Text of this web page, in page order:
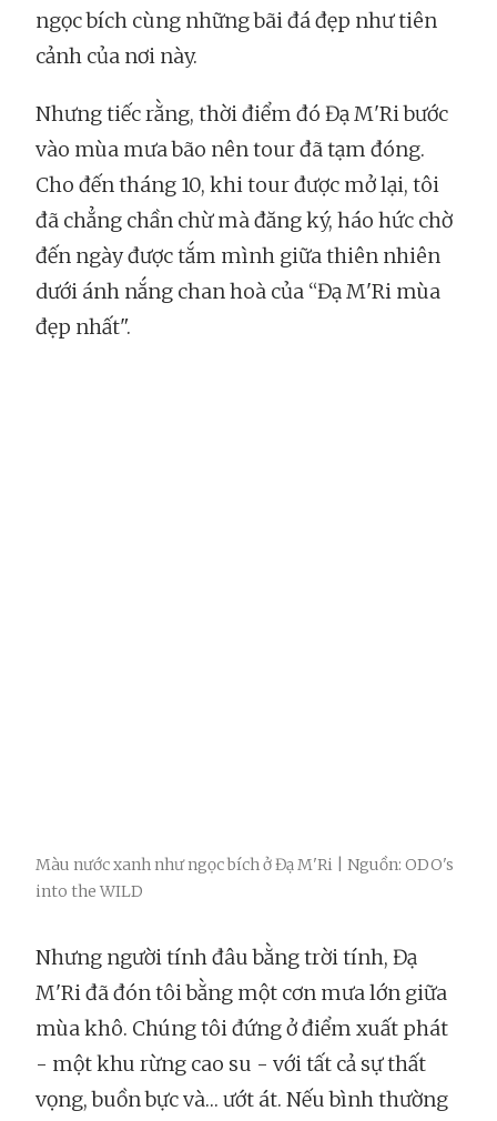
ngọc bích cùng những bãi đá đẹp như tiên
cảnh của nơi này.
Nhưng tiếc rằng, thời điểm đó Đạ M'Ri bước
vào mùa mưa bão nên tour đã tạm đóng.
Cho đến tháng 10, khi tour được mở lại, tôi
đã chẳng chần chừ mà đăng ký, háo hức chờ
đến ngày được tắm mình giữa thiên nhiên
dưới ánh nắng chan hoà của “Đạ M'Ri mùa
đẹp nhất".
Màu nước xanh như ngọc bích ở Đạ M'Ri | Nguồn: ODO's
into the WILD
Nhưng người tính đâu bằng trời tính, Đạ
M'Ri đã đón tôi bằng một cơn mưa lớn giữa
mùa khô. Chúng tôi đứng ở điểm xuất phát
- một khu rừng cao su - với tất cả sự thất
vọng, buồn bực và… ướt át. Nếu bình thường